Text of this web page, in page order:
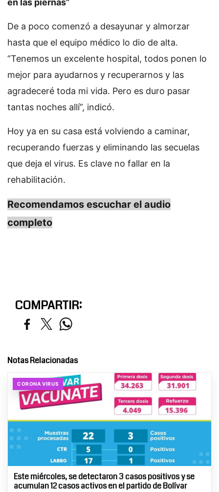
De a poco comenzó a desayunar y almorzar
hasta que el equipo médico lo dio de alta.
“Tenemos un excelente hospital, todos ponen lo
mejor para ayudarnos y recuperarnos y las
agradeceré toda mi vida. Pero es duro pasar
tantas noches allí”, indicó.
Hoy ya en su casa está volviendo a caminar,
recuperando fuerzas y eliminando las secuelas
que deja el virus. Es clave no fallar en la
rehabilitación.
Recomendamos escuchar el audio
completo
COMPARTIR:
Notas Relacionadas
CORONA VIRUS
Este miércoles, se detectaron 3 casos positivos y se
acumulan 12 casos activos en el partido de Bolívar